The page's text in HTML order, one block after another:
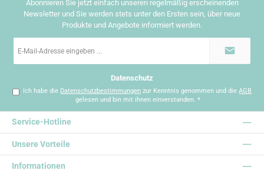
Abonnieren Sie jetzt einfach unseren regelmäßig erscheinenden
Newsletter und Sie werden stets unter den Ersten sein, über neue
Produkte und Angebote informiert werden.
Mail-
Datenschutz
Ich habe die Datenschutzbestimmungen zur Kenntnis genommen und dieAGB
gelesen und bin mit ihnen einverstanden. *
Service-Hotline
Informationen
Unsere Vorteile